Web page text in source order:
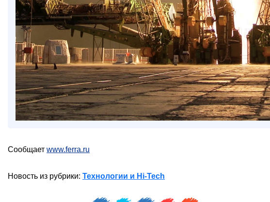
Сообщает www.ferra.ru
Новость из рубрики: Технологии и Hi-Tech